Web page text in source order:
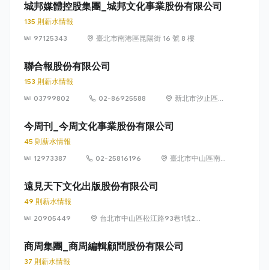
11樓
城邦媒體控股集團_城邦文化事業股份有限公司
135 則薪水情報
97125343
臺北市南港區昆陽街 16 號 8 樓
聯合報股份有限公司
153 則薪水情報
03799802
02-86925588
新北市汐止區大
今周刊_今周文化事業股份有限公司
45 則薪水情報
12973387
02-25816196
臺北市中山區南
遠見天下文化出版股份有限公司
49 則薪水情報
20905449
台北市中山區松江路93巷1號2樓
商周集團_商周編輯顧問股份有限公司
37 則薪水情報